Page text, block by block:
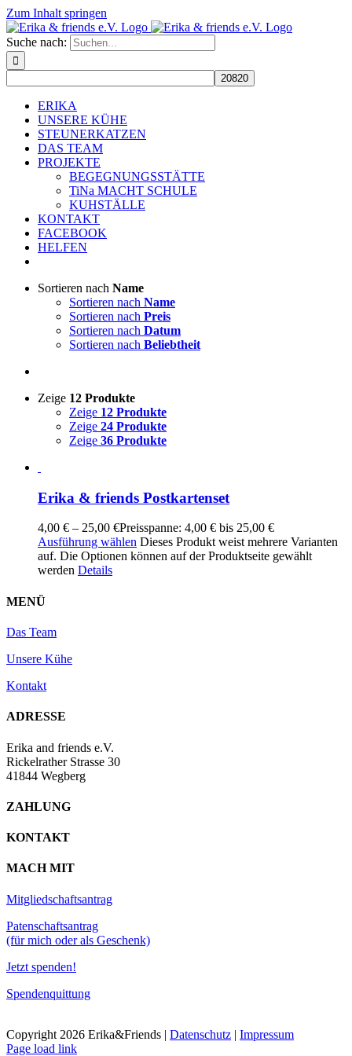
Zum Inhalt springen
Suche nach:
ERIKA
UNSERE KÜHE
STEUNERKATZEN
DAS TEAM
PROJEKTE
BEGEGNUNGSSTÄTTE
TiNa MACHT SCHULE
KUHSTÄLLE
KONTAKT
FACEBOOK
HELFEN
Sortieren nach Name
Sortieren nach Name
Sortieren nach Preis
Sortieren nach Datum
Sortieren nach Beliebtheit
Zeige 12 Produkte
Zeige 12 Produkte
Zeige 24 Produkte
Zeige 36 Produkte
Erika & friends Postkartenset
4,00 € – 25,00 €Preisspanne: 4,00 € bis 25,00 €
Ausführung wählen Dieses Produkt weist mehrere Varianten
auf. Die Optionen können auf der Produktseite gewählt
werden Details
MENÜ
Das Team
Unsere Kühe
Kontakt
ADRESSE
Erika and friends e.V.
Rickelrather Strasse 30
41844 Wegberg
ZAHLUNG
KONTAKT
MACH MIT
Mitgliedschaftsantrag
Patenschaftsantrag
(für mich oder als Geschenk)
Jetzt spenden!
Spendenquittung
Copyright 2026 Erika&Friends | Datenschutz | Impressum
Page load link